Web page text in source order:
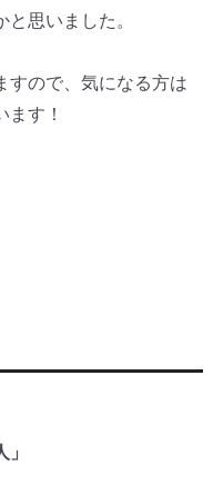
思いました。
すので、気になる方は
す！